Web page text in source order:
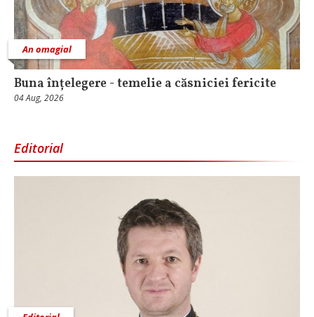
An omagial
Buna înțelegere - temelie a căsniciei fericite
04 Aug, 2026
Editorial